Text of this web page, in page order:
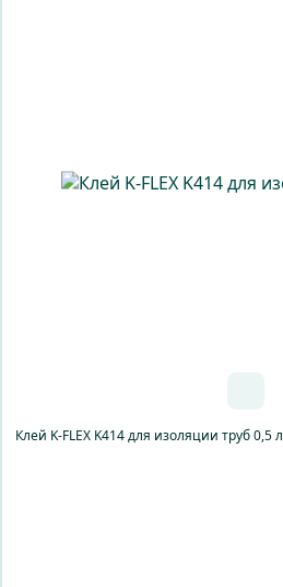
Клей K-FLEX K414 для изоляции труб 0,5 л